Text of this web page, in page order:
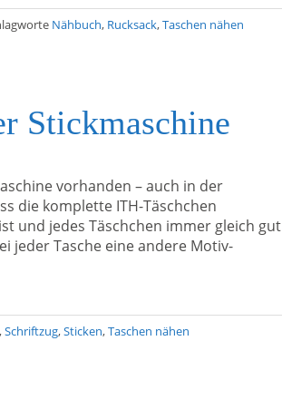
Nähbuch, Rucksack,Taschen nähen
Stickmaschine
vorhanden – auch in der
die komplette ITH-Täschchen
und jedes Täschchen immer gleich gut
jeder Tasche eine andere Motiv-
,Schriftzug,Sticken,Taschen nähen